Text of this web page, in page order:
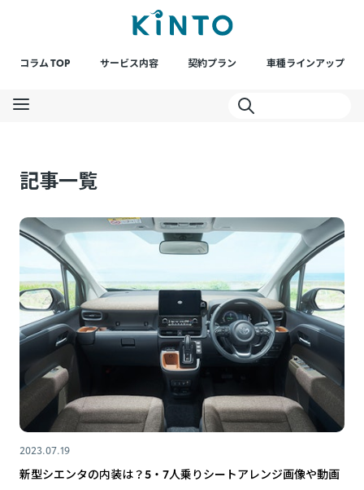
コラム TOP サービス内容 契約プラン 車種ラインアップ
記事一覧
2023.07.19
新型シエンタの内装は？5・7人乗りシートアレンジ画像や動画